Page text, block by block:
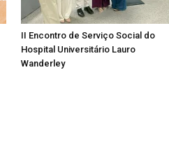
II Encontro de Serviço Social do
Hospital Universitário Lauro
Wanderley